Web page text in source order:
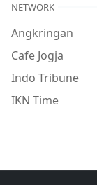
NETWORK
Angkringan
Cafe Jogja
Indo Tribune
IKN Time